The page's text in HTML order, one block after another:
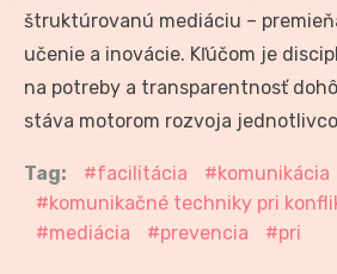
štruktúrovanú mediáciu –
učenie a inovácie. Kľúčom je
na potreby a transparentnosť
stáva motorom rozvoja
Tag: facilitácia komunikácia
komunikačné techniky pri
mediácia
prevencia pri